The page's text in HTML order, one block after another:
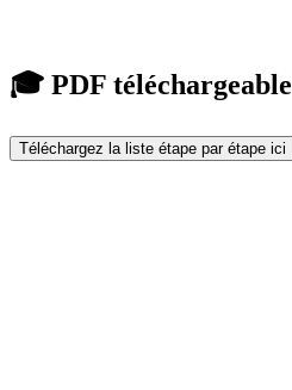
🎓 PDF téléchargeable
Téléchargez la liste étape par étape ici